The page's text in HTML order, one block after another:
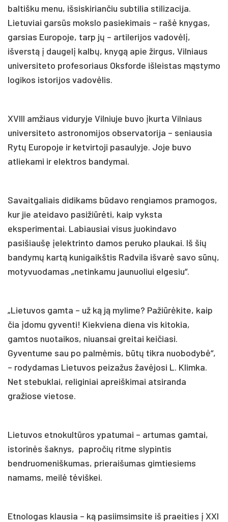
baltišku menu, išsiskiriančiu subtilia stilizacija.
Lietuviai garsūs mokslo pasiekimais – rašė knygas,
garsias Europoje, tarp jų – artilerijos vadovėlį,
išverstą į daugelį kalbų, knygą apie žirgus, Vilniaus
universiteto profesoriaus Oksforde išleistas mąstymo
logikos istorijos vadovėlis.
XVIII amžiaus viduryje Vilniuje buvo įkurta Vilniaus
universiteto astronomijos observatorija – seniausia
Rytų Europoje ir ketvirtoji pasaulyje. Joje buvo
atliekami ir elektros bandymai.
Savaitgaliais didikams būdavo rengiamos pramogos,
kur jie ateidavo pasižiūrėti, kaip vyksta
eksperimentai. Labiausiai visus juokindavo
pasišiaušę įelektrinto damos peruko plaukai. Iš šių
bandymų kartą kunigaikštis Radvila išvarė savo sūnų,
motyvuodamas „netinkamu jaunuoliui elgesiu“.
„Lietuvos gamta – už ką ją mylime? Pažiūrėkite, kaip
čia įdomu gyventi! Kiekviena diena vis kitokia,
gamtos nuotaikos, niuansai greitai keičiasi.
Gyventume sau po palmėmis, būtų tikra nuobodybė“,
– rodydamas Lietuvos peizažus žavėjosi L. Klimka.
Net stebuklai, religiniai apreiškimai atsiranda
gražiose vietose.
Lietuvos etnokultūros ypatumai – artumas gamtai,
istorinės šaknys, papročių ritme slypintis
bendruomeniškumas, prieraišumas gimtiesiems
namams, meilė tėviškei.
Etnologas klausia – ką pasiimsimsite iš praeities į XXI